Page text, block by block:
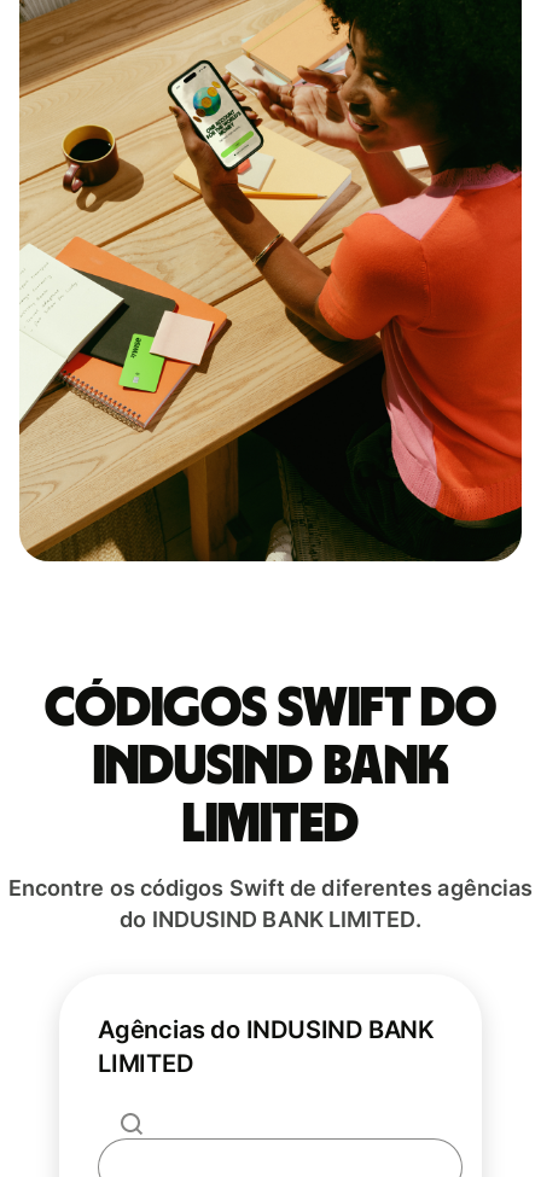
Códigos Swift do
INDUSIND BANK
LIMITED
Encontre os códigos Swift de diferentes agências
do INDUSIND BANK LIMITED.
Agências do INDUSIND BANK
LIMITED